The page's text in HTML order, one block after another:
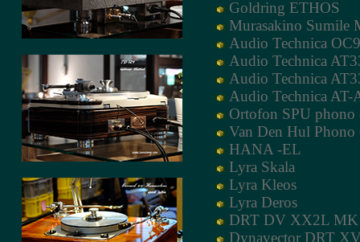
Goldring ETHOS
Murasakino Sumile
Audio Technica
Audio Technica
Audio Technica
Audio Technica AT-
Ortofon SPU phono
Van Den Hul Phono
HANA -EL
Lyra Skala
Lyra Kleos
Lyra Deros
DRT DV XX2L
Dynavector DRT